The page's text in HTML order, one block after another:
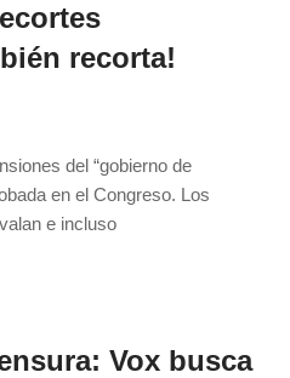
recorta!
del “gobierno de
en el Congreso. Los
e incluso
Vox busca